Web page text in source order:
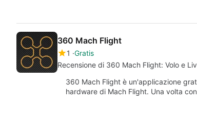
360 Mach Flight
1 Gratis
Recensione di 360 Mach Flight: Volo e
360 Mach Flight è un'applicazione
hardware di Mach Flight. Una volta